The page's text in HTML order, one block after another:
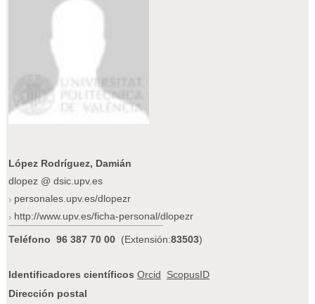
López Rodríguez, Damián
dlopez @ dsic.upv.es
personales.upv.es/dlopezr
http://www.upv.es/ficha-personal/dlopezr
Teléfono 96 387 70 00(Extensión:83503)
Identificadores científicos Orcid
ScopusID
Dirección postal